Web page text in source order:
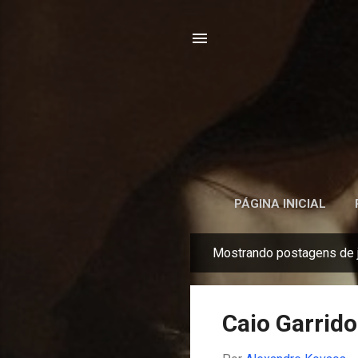
PÁGINA INICIAL
o
Mostrando postagens de
Caio